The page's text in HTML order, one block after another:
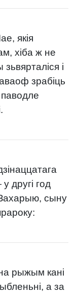
якія
хіба ж не
і
зрабіць
другі год
сыну
рыжым кані
а за